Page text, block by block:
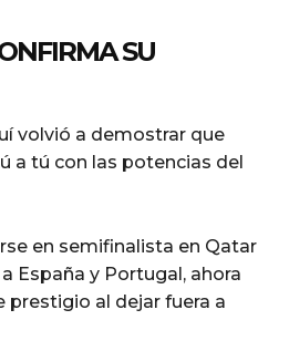
SU
volvió a demostrar que
a tú con las potencias del
en semifinalista en Qatar
España y Portugal, ahora
prestigio al dejar fuera a